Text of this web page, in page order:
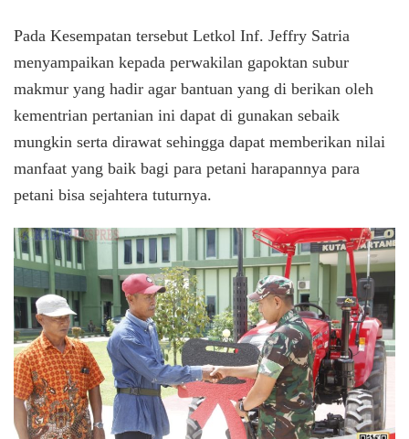
Pada Kesempatan tersebut Letkol Inf. Jeffry Satria
menyampaikan kepada perwakilan gapoktan subur
makmur yang hadir agar bantuan yang di berikan oleh
kementrian pertanian ini dapat di gunakan sebaik
mungkin serta dirawat sehingga dapat memberikan nilai
manfaat yang baik bagi para petani harapannya para
petani bisa sejahtera tuturnya.